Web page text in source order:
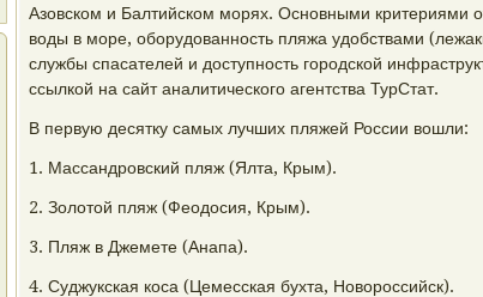
Азовском и Балтийском морях. Основными критериями
воды в море, оборудованность пляжа удобствами
службы спасателей и доступность городской
ссылкой на сайт аналитического агентства ТурСтат.
В первую десятку самых лучших пляжей России вошли:
1. Массандровский пляж (Ялта, Крым).
2. Золотой пляж (Феодосия, Крым).
3. Пляж в Джемете (Анапа).
4. Суджукская коса (Цемесская бухта, Новороссийск).